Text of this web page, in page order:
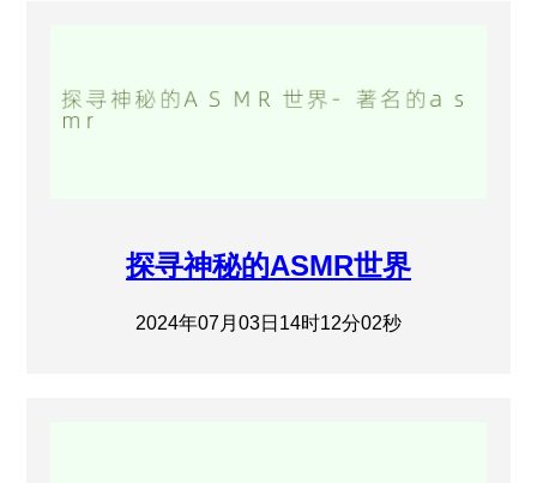
探寻神秘的ASMR世界
2024年07月03日14时12分02秒